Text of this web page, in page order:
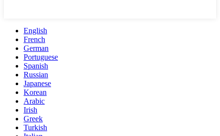
English
French
German
Portuguese
Spanish
Russian
Japanese
Korean
Arabic
Irish
Greek
Turkish